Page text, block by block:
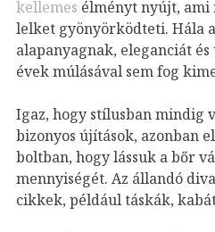
kellemes élményt nyújt, ami
lelket gyönyörködteti. Hála
alapanyagnak, eleganciát és
évek múlásával sem fog
Igaz, hogy stílusban mindig
bizonyos újítások, azonban
boltban, hogy lássuk a bőr
mennyiségét. Az állandó
cikkek, például táskák,